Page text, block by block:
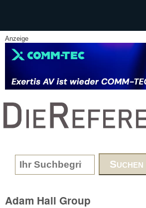
Anzeige
www.DieReferenz.de
Search form
Adam Hall Group